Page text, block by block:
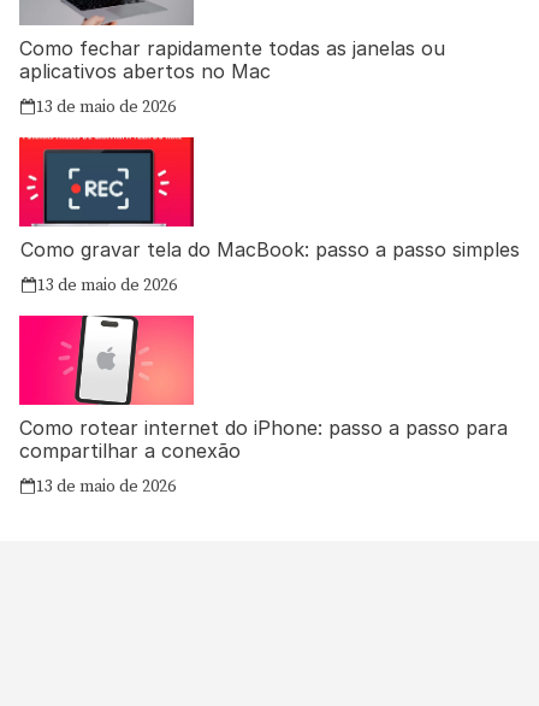
Como fechar rapidamente todas as janelas ou
aplicativos abertos no Mac
13 de maio de 2026
Como gravar tela do MacBook: passo a passo simples
13 de maio de 2026
Como rotear internet do iPhone: passo a passo para
compartilhar a conexão
13 de maio de 2026